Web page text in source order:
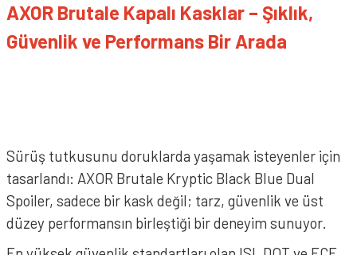
AXOR Brutale Kapalı Kasklar – Şıklık,
Güvenlik ve Performans Bir Arada
Sürüş tutkusunu doruklarda yaşamak isteyenler için
tasarlandı: AXOR Brutale Kryptic Black Blue Dual
Spoiler, sadece bir kask değil; tarz, güvenlik ve üst
düzey performansın birleştiği bir deneyim sunuyor.